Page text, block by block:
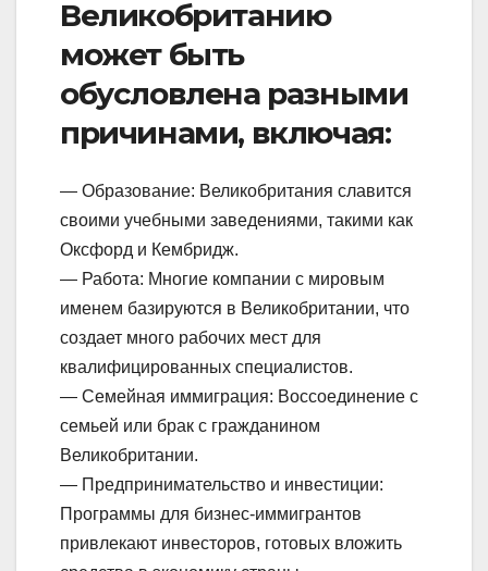
Великобританию
может быть
обусловлена разными
причинами, включая:
— Образование: Великобритания славится
своими учебными заведениями, такими как
Оксфорд и Кембридж.
— Работа: Многие компании с мировым
именем базируются в Великобритании, что
создает много рабочих мест для
квалифицированных специалистов.
— Семейная иммиграция: Воссоединение с
семьей или брак с гражданином
Великобритании.
— Предпринимательство и инвестиции:
Программы для бизнес-иммигрантов
привлекают инвесторов, готовых вложить